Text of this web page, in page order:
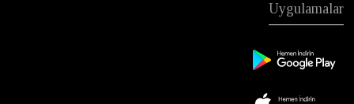
Uygulamalar